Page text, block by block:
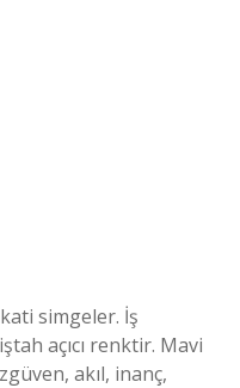
simgeler. İş
açıcı renktir. Mavi
akıl, inanç,